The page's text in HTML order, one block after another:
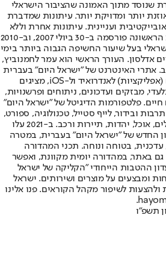
שנוסד מתוך האמונה שהציבור הישראלי
יותר ומדויקת יותר. עיתונות שמדברת
ועניינית. עיתונות אחרת וללא
תשלום. המהדורה המודפסת הראשונה פורסמה ב-30 ביולי 2007, וב-2010
בעל שיעור החשיפה הגבוה ביותר בימי
אדלסון. העורך הראשי הוא עמר לחמנוביץ,
אתרי האינטרנט של "ישראל היום" בעברית
ובאנגלית, כמו כן היישומונים (אפליקציות) לאנדרואיד ול-iOS, מציגים
מבזקים ועדכונים, ניתוחים ופרשנויות,
חיים. פלטפורמות הדיגיטל של "ישראל היום"
ובידור, לייף סטייל, טכנולוגיה, ספורט,
כלכלה וצרכנות, בריאות, חיילים, אוכל, יהדות, תיירות ורכב. ב-2021 עלו
החדש של "ישראל היום" בעברית, במטרה
עדכנית, בטוחה ונוחה. תכני המהדורה
באתר, במהדורה יומית מקוונת, ואפשר
ההטבות הייחודי "הקליקה של ישראל
ומבצעים על מוצרים ושירותים. ישראל
לשיפור מקהל הקוראים. פנו אלינו
תשפ"ו